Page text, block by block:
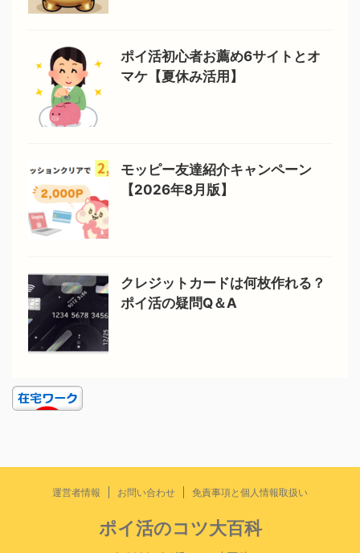
ポイ活初心者お薦め6サイトとオ
マケ【夏休み活用】
モッピー友達紹介キャンペーン
【2026年8月版】
クレジットカードは何枚作れる？
ポイ活の疑問Q＆A
運営者情報 お問い合わせ 免責事項と個人情報取扱い
ポイ活のコツ大百科